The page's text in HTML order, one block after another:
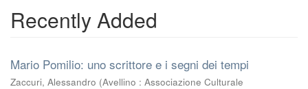
Recently Added
Mario Pomilio: uno scrittore e i segni dei tempi
Zaccuri, Alessandro (Avellino : Associazione Culturale